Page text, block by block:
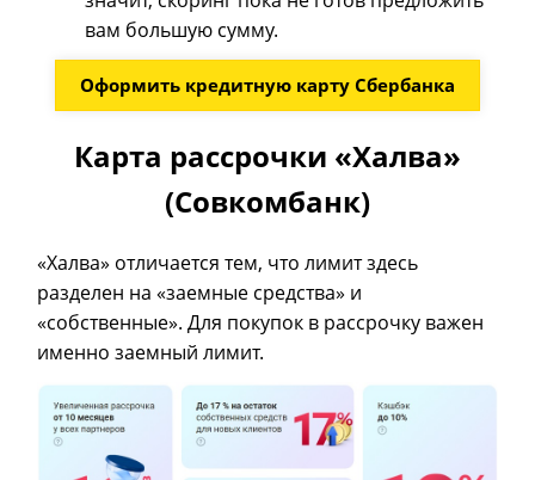
вам большую сумму.
Оформить кредитную карту Сбербанка
Карта рассрочки «Халва»
(Совкомбанк)
«Халва» отличается тем, что лимит здесь
разделен на «заемные средства» и
«собственные». Для покупок в рассрочку важен
именно заемный лимит.